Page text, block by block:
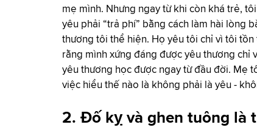
mẹ mình. Nhưng ngay từ khi còn khá trẻ,
yêu phải “trả phí” bằng cách làm hài lòng
thương tôi thể hiện. Họ yêu tôi chỉ vì tôi
rằng mình xứng đáng được yêu thương chỉ
yêu thương học được ngay từ đầu đời. Mẹ
việc hiểu thế nào là không phải là yêu -
2. Đố kỵ và ghen tuông là